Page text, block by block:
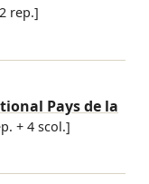
rep.]
Pays de la
+ 4 scol.]